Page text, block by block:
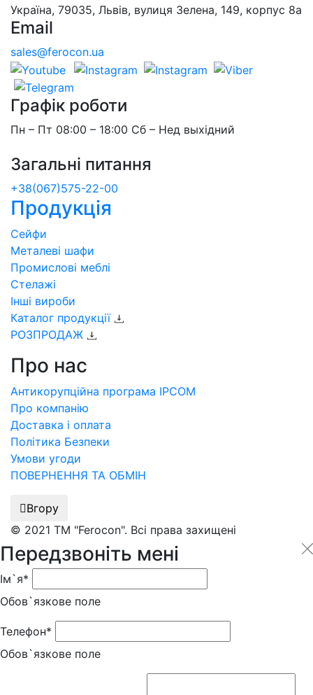
Україна, 79035, Львів, вулиця Зелена, 149, корпус 8а
Email
sales@ferocon.ua
Графік роботи
Пн – Пт 08:00 – 18:00 Сб – Нед выхідний
Загальні питання
+38(067)575-22-00
Продукція
Сейфи
Металеві шафи
Промислові меблі
Стелажі
Інші вироби
Каталог продукції
РОЗПРОДАЖ
Про нас
Антикорупційна програма IPCOM
Про компанію
Доставка і оплата
Політика Безпеки
Умови угоди
ПОВЕРНЕННЯ ТА ОБМІН
Вгору
© 2021 ТМ "Ferocon". Всі права захищені
Передзвоніть мені
Ім`я*
Обов`язкове поле
Телефон*
Обов`язкове поле